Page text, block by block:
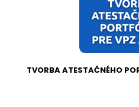
TVORBA ATESTAČNÉHO